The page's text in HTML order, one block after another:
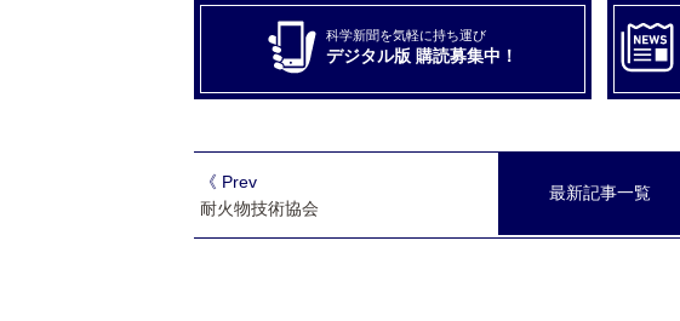
科学新聞を気軽に持ち運び
デジタル版 購読募集中！
最新記事一覧
《 Prev
耐火物技術協会